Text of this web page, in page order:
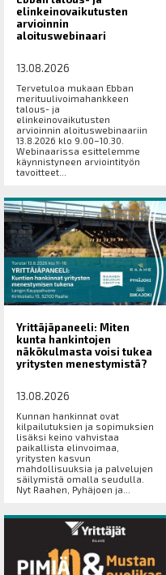
elinkeinovaikutusten
arvioinnin
aloituswebinaari
13.08.2026
Tervetuloa mukaan Ebban
merituulivoimahankkeen
talous- ja
elinkeinovaikutusten
arvioinnin aloituswebinaariin
13.8.2026 klo 9.00–10.30.
Webinaarissa esittelemme
käynnistyneen arviointityön
tavoitteet...
Yrittäjäpaneeli: Miten
kunta hankintojen
näkökulmasta voisi tukea
yritysten menestymistä?
13.08.2026
Kunnan hankinnat ovat
kilpailutuksien ja sopimuksien
lisäksi keino vahvistaa
paikallista elinvoimaa,
yritysten kasvun
mahdollisuuksia ja palvelujen
säilymistä omalla seudulla.
Nyt Raahen, Pyhäjoen ja...